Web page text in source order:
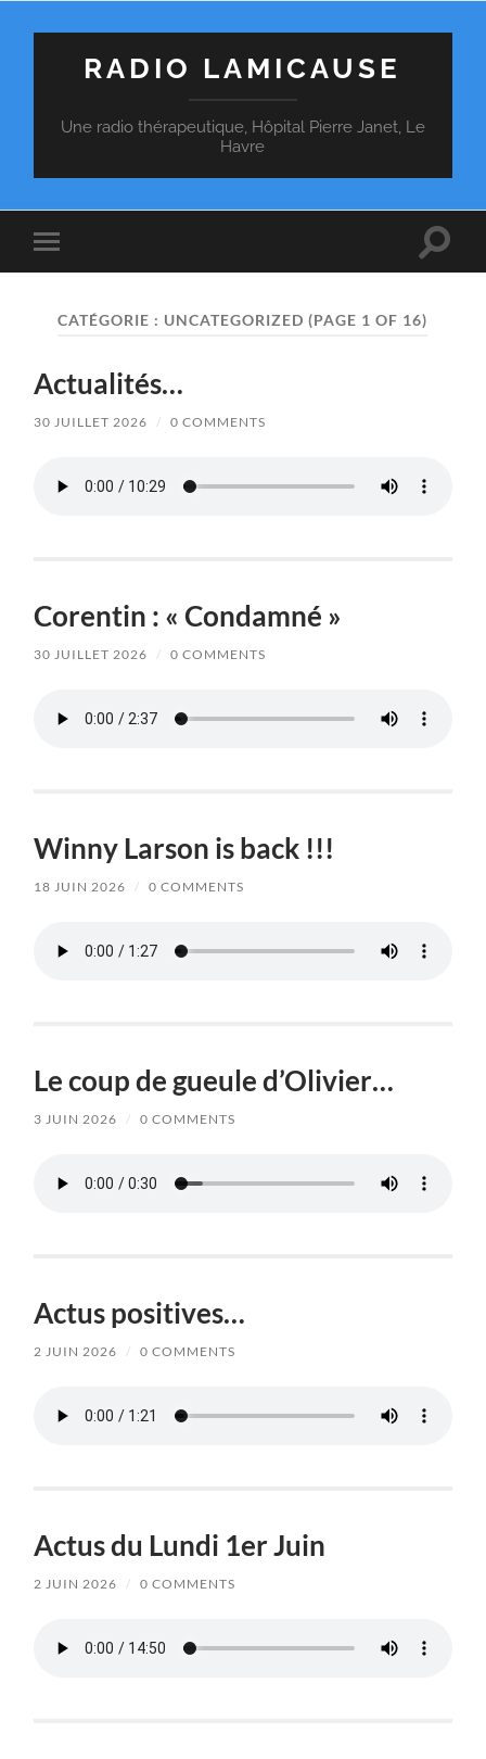
RADIO LAMICAUSE
Une radio thérapeutique, Hôpital Pierre Janet, Le
Havre
Toggle
mobile
Toggle
CATÉGORIE : UNCATEGORIZED (PAGE 1 OF 16)
Actualités…
30 JUILLET 2026 / 0 COMMENTS
Corentin : « Condamné »
30 JUILLET 2026 / 0 COMMENTS
Winny Larson is back !!!
18 JUIN 2026 / 0 COMMENTS
Le coup de gueule d’Olivier…
3 JUIN 2026 / 0 COMMENTS
Actus positives…
2 JUIN 2026 / 0 COMMENTS
Actus du Lundi 1er Juin
2 JUIN 2026 / 0 COMMENTS